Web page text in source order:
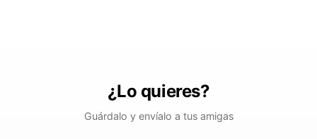
¿Lo quieres?
Guárdalo y envíalo a tus amigas